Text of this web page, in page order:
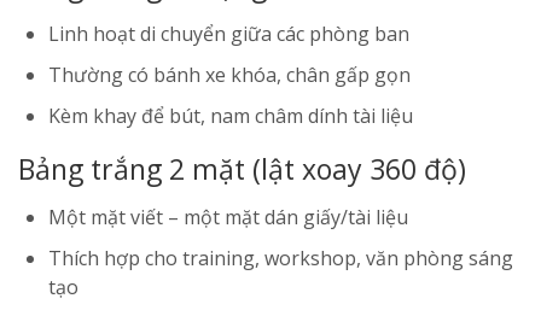
Linh hoạt di chuyển giữa các phòng ban
Thường có bánh xe khóa, chân gấp gọn
Kèm khay để bút, nam châm dính tài liệu
Bảng trắng 2 mặt (lật xoay 360 độ)
Một mặt viết – một mặt dán giấy/tài liệu
Thích hợp cho training, workshop, văn phòng sáng
tạo